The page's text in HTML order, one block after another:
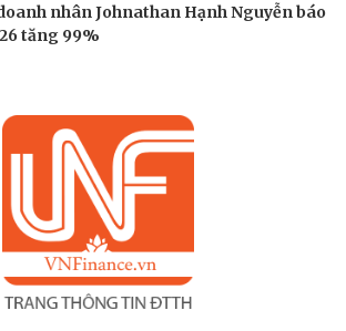
nhân Johnathan Hạnh Nguyễn báo
tăng 99%